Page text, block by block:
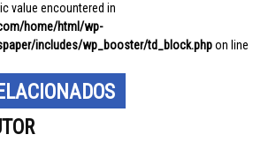
value encountered in
home/html/wp-
includes/wp_booster/td_block.phpon line